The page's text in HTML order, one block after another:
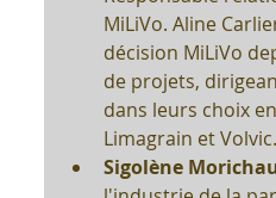
MiLiVo. Aline
décision MiLiVo
de projets,
dans leurs choix
Limagrain et Volvic.
Sigolène